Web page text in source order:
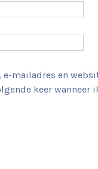
e-mailadres en
keer wanneer